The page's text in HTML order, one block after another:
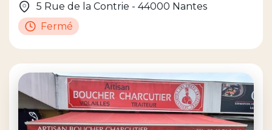
5 Rue de la Contrie - 44000 Nantes
Fermé